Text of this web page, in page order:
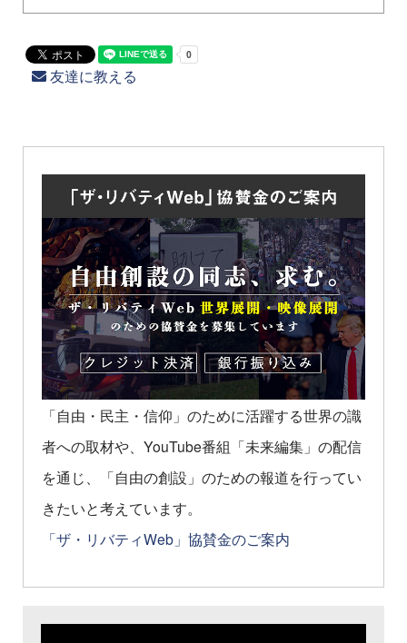
友達に教える
「自由・民主・信仰」のために活躍する世界の識
者への取材や、YouTube番組「未来編集」の配信
を通じ、「自由の創設」のための報道を行ってい
きたいと考えています。
「ザ・リバティWeb」協賛金のご案内